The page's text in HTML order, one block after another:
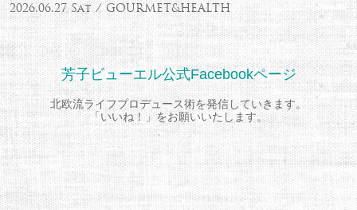
2026.06.27 Sat / GOURMET&HEALTH
芳子ビューエル公式Facebookページ
北欧流ライフプロデュース術を発信していきます。
「いいね！」をお願いいたします。